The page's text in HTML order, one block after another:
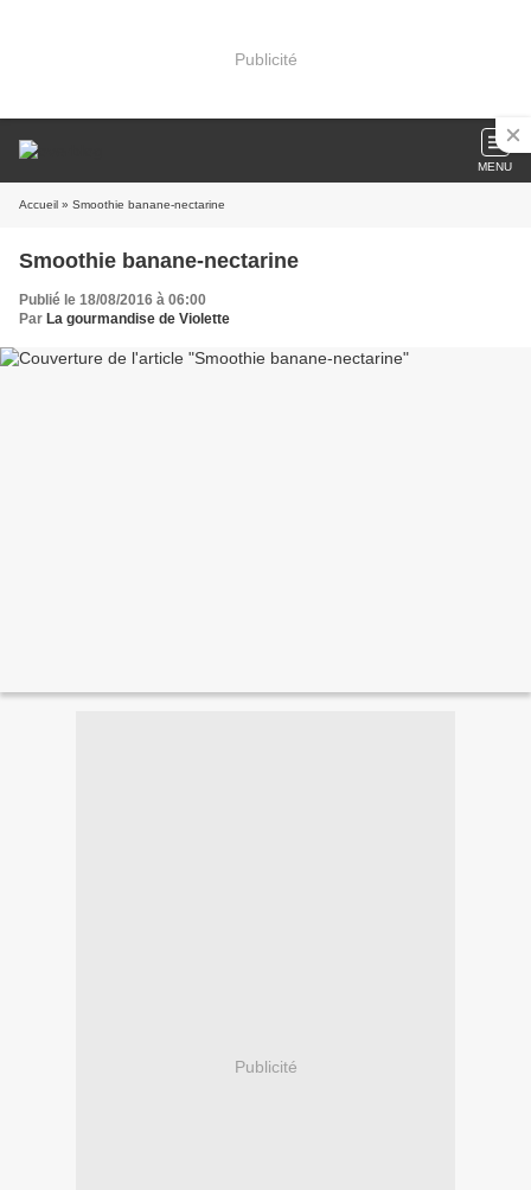
Publicité
MENU
Accueil » Smoothie banane-nectarine
Smoothie banane-nectarine
Publié le 18/08/2016 à 06:00
Par La gourmandise de Violette
Publicité